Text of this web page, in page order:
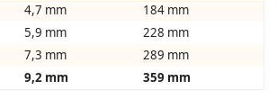
4,7 mm
184 mm
5,9 mm
228 mm
7,3 mm
289 mm
9,2 mm 359 mm